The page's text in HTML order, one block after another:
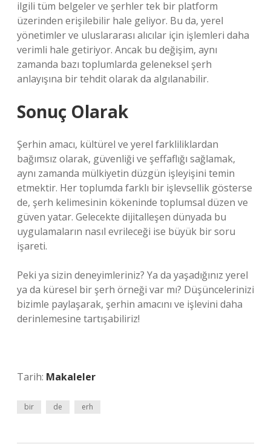
ilgili tüm belgeler ve şerhler tek bir platform
üzerinden erişilebilir hale geliyor. Bu da, yerel
yönetimler ve uluslararası alıcılar için işlemleri daha
verimli hale getiriyor. Ancak bu değişim, aynı
zamanda bazı toplumlarda geleneksel şerh
anlayışına bir tehdit olarak da algılanabilir.
Sonuç Olarak
Şerhin amacı, kültürel ve yerel farkliliklardan
bağımsız olarak, güvenliği ve şeffaflığı sağlamak,
aynı zamanda mülkiyetin düzgün işleyişini temin
etmektir. Her toplumda farklı bir işlevsellik gösterse
de, şerh kelimesinin kökeninde toplumsal düzen ve
güven yatar. Gelecekte dijitalleşen dünyada bu
uygulamaların nasıl evrileceği ise büyük bir soru
işareti.
Peki ya sizin deneyimleriniz? Ya da yaşadığınız yerel
ya da küresel bir şerh örneği var mı? Düşüncelerinizi
bizimle paylaşarak, şerhin amacını ve işlevini daha
derinlemesine tartışabiliriz!
Tarih: Makaleler
bir de erh